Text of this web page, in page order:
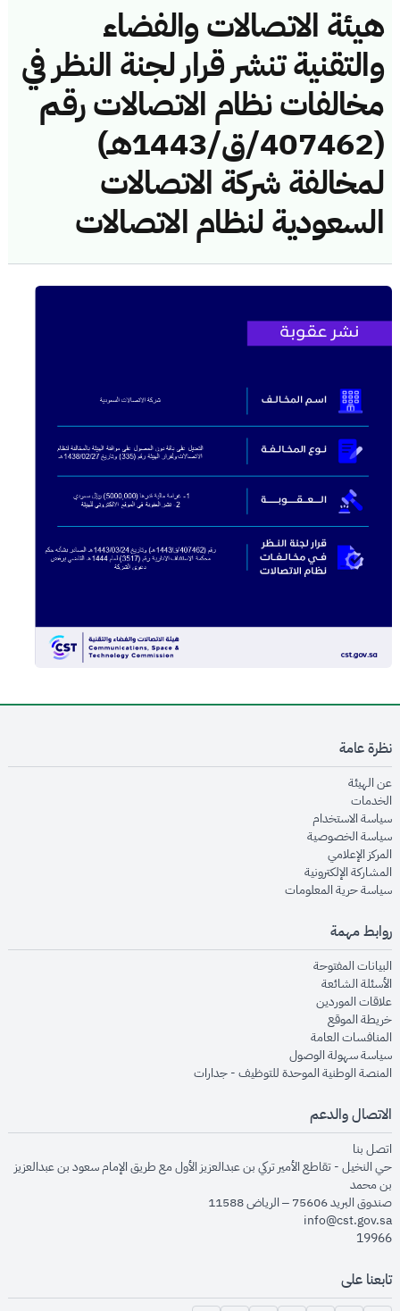
هيئة الاتصالات والفضاء
والتقنية تنشر قرار لجنة النظر في
مخالفات نظام الاتصالات رقم
(407462/ق/1443هـ)
لمخالفة شركة الاتصالات
السعودية لنظام الاتصالات
نظرة عامة
عن الهيئةopens in new window
الخدماتopens in new window
سياسة الاستخدام
سياسة الخصوصيةopens in new window
المركز الإعلاميopens in new window
المشاركة الإلكترونيةopens in new window
سياسة حرية المعلوماتopens in new window
روابط مهمة
البيانات المفتوحةopens in new window
الأسئلة الشائعةopens in new window
علاقات الموردينopens in new window
خريطة الموقعopens in new window
المنافسات العامةopens in new window
سياسة سهولة الوصولopens in new window
المنصة الوطنية الموحدة للتوظيف - جداراتopens in new window
الاتصال والدعم
اتصل بنا
حي النخيل - تقاطع الأمير تركي بن عبدالعزيز الأول مع طريق الإمام سعود بن عبدالعزيز
بن محمد
صندوق البريد 75606 – الرياض 11588
info@cst.gov.sa
19966
تابعنا على